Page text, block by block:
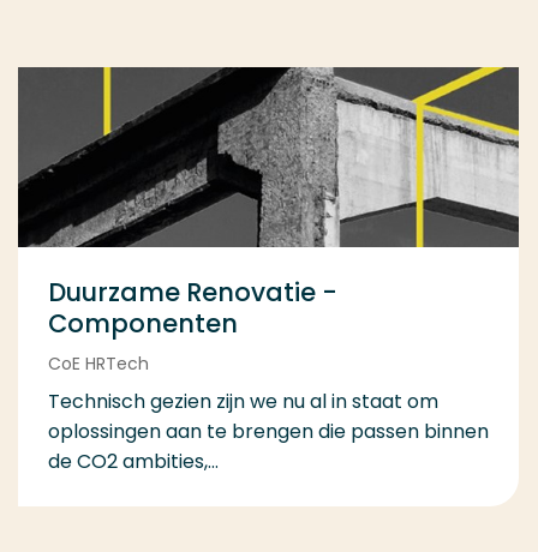
Duurzame Renovatie -
Componenten
CoE HRTech
Technisch gezien zijn we nu al in staat om
oplossingen aan te brengen die passen binnen
de CO2 ambities,...